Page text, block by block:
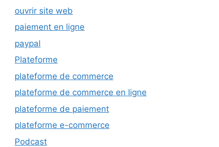
ouvrir site web
paiement en ligne
paypal
Plateforme
plateforme de commerce
plateforme de commerce en ligne
plateforme de paiement
plateforme e-commerce
Podcast